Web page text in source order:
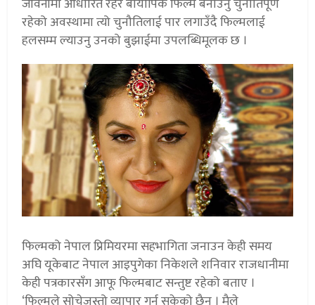
जीवनीमा आधारित रहेर बायोपिक फिल्म बनाउनु चुनौतिपूर्ण
रहेको अवस्थामा त्यो चुनौतिलाई पार लगाउँदै फिल्मलाई
हलसम्म ल्याउनु उनको बुझाईमा उपलब्धिमूलक छ ।
फिल्मको नेपाल प्रिमियरमा सहभागिता जनाउन केही समय
अघि यूकेबाट नेपाल आइपुगेका निकेशले शनिवार राजधानीमा
केही पत्रकारसँग आफू फिल्मबाट सन्तुष्ट रहेको बताए ।